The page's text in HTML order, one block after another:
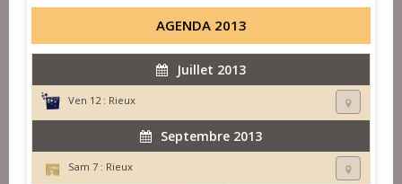
AGENDA 2013
Juillet 2013
Ven 12 : Rieux
Septembre 2013
Sam 7 : Rieux